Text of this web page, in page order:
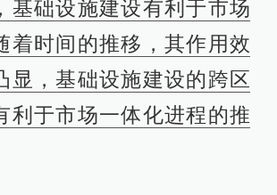
基础设施建设有利于市场
着时间的推移，其作用效
显，基础设施建设的跨区
利于市场一体化进程的推